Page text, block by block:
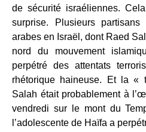
de sécurité israéliennes.
surprise. Plusieurs
arabes en Israël, dont Raed
nord du mouvement
perpétré des attentats
rhétorique haineuse. Et la «
Salah était probablement à
vendredi sur le mont du
l’adolescente de Haïfa a